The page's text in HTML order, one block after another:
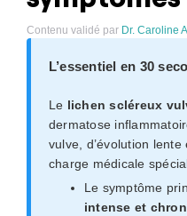
Contenu validé par Dr. Caroline
L’essentiel en 30
Le lichen scléreux
dermatose
vulve, d’évolution
charge médicale
Le symptôme
intense et